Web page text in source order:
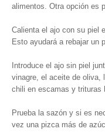
alimentos. Otra opción es
Calienta el ajo con su piel
Esto ayudará a rebajar un
Introduce el ajo sin piel
vinagre, el aceite de oliva,
chili en escamas y trituras
Prueba la sazón y si es
vez una pizca más de